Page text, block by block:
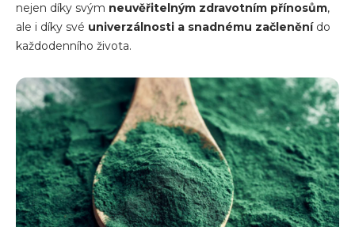
nejen díky svým neuvěřitelným zdravotním přínosům,
ale i díky své univerzálnosti a snadnému začleněnído
každodenního života.